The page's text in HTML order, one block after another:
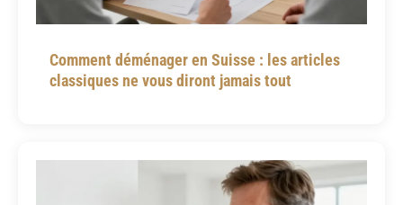
Comment déménager en Suisse : les articles
classiques ne vous diront jamais tout